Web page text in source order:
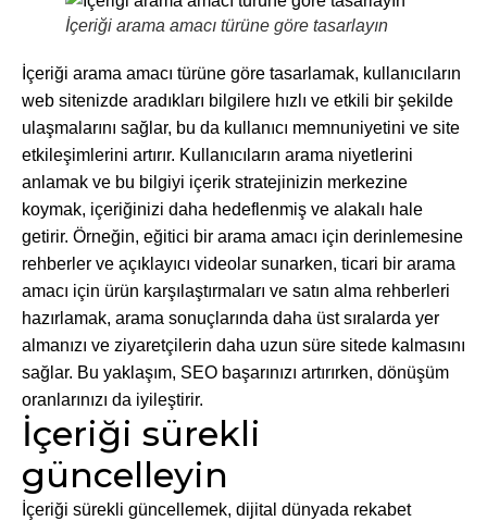
İçeriği arama amacı türüne göre tasarlayın
İçeriği arama amacı türüne göre tasarlamak, kullanıcıların
web sitenizde aradıkları bilgilere hızlı ve etkili bir şekilde
ulaşmalarını sağlar, bu da kullanıcı memnuniyetini ve site
etkileşimlerini artırır. Kullanıcıların arama niyetlerini
anlamak ve bu bilgiyi içerik stratejinizin merkezine
koymak, içeriğinizi daha hedeflenmiş ve alakalı hale
getirir. Örneğin, eğitici bir arama amacı için derinlemesine
rehberler ve açıklayıcı videolar sunarken, ticari bir arama
amacı için ürün karşılaştırmaları ve satın alma rehberleri
hazırlamak, arama sonuçlarında daha üst sıralarda yer
almanızı ve ziyaretçilerin daha uzun süre sitede kalmasını
sağlar. Bu yaklaşım, SEO başarınızı artırırken, dönüşüm
oranlarınızı da iyileştirir.
İçeriği sürekli
güncelleyin
İçeriği sürekli güncellemek, dijital dünyada rekabet